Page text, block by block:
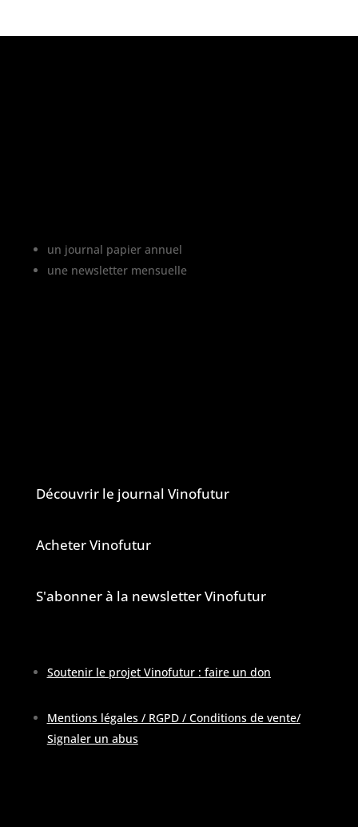
un journal papier annuel
une newsletter mensuelle
Découvrir le journal Vinofutur
Acheter Vinofutur
S'abonner à la newsletter Vinofutur
Soutenir le projet Vinofutur : faire un don
Mentions légales / RGPD / Conditions de vente/
Signaler un abus